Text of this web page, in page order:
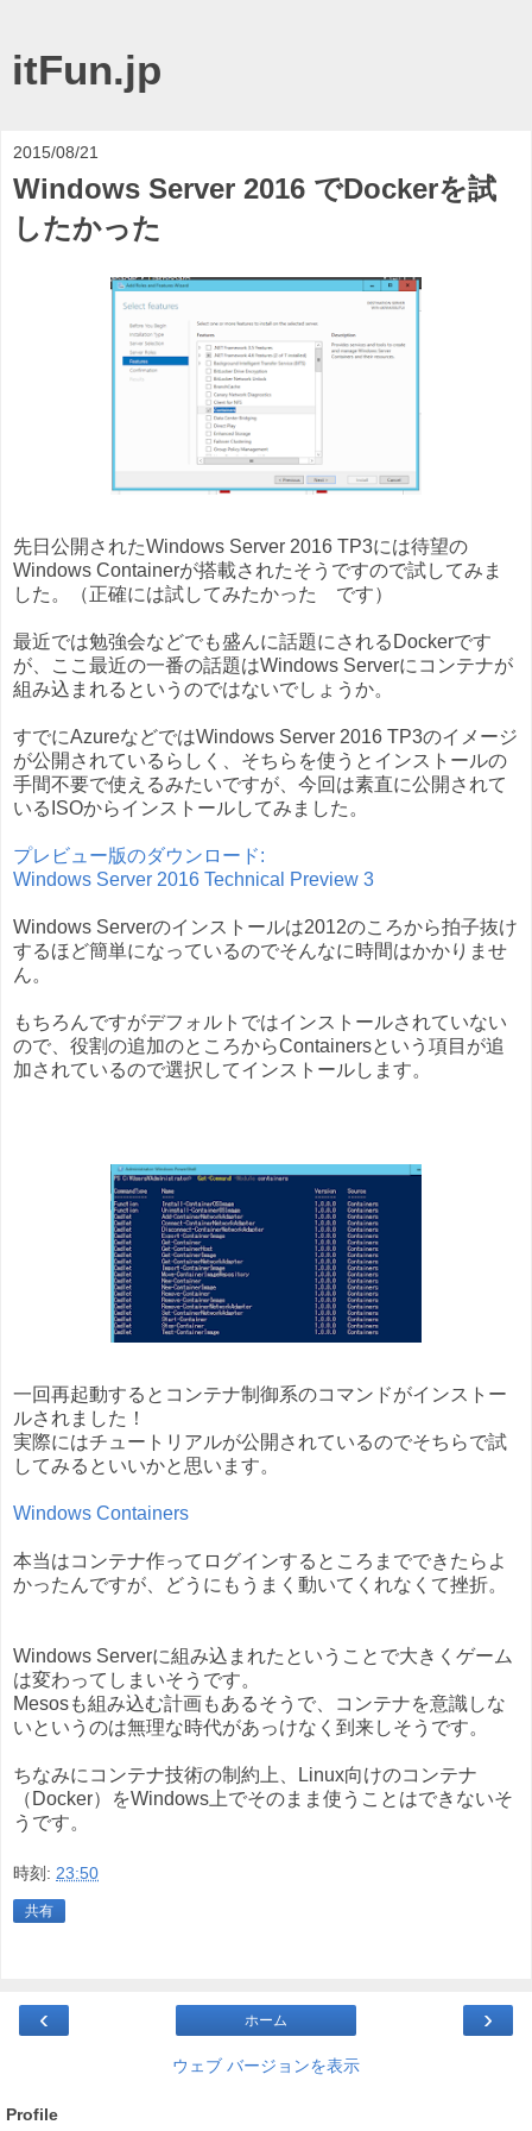
itFun.jp
2015/08/21
Windows Server 2016 でDockerを試
したかった
先日公開されたWindows Server 2016 TP3には待望の
Windows Containerが搭載されたそうですので試してみま
した。（正確には試してみたかった です）
最近では勉強会などでも盛んに話題にされるDockerです
が、ここ最近の一番の話題はWindows Serverにコンテナが
組み込まれるというのではないでしょうか。
すでにAzureなどではWindows Server 2016 TP3のイメージ
が公開されているらしく、そちらを使うとインストールの
手間不要で使えるみたいですが、今回は素直に公開されて
いるISOからインストールしてみました。
プレビュー版のダウンロード:
Windows Server 2016 Technical Preview 3
Windows Serverのインストールは2012のころから拍子抜け
するほど簡単になっているのでそんなに時間はかかりませ
ん。
もちろんですがデフォルトではインストールされていない
ので、役割の追加のところからContainersという項目が追
加されているので選択してインストールします。
一回再起動するとコンテナ制御系のコマンドがインストー
ルされました！
実際にはチュートリアルが公開されているのでそちらで試
してみるといいかと思います。
Windows Containers
本当はコンテナ作ってログインするところまでできたらよ
かったんですが、どうにもうまく動いてくれなくて挫折。
Windows Serverに組み込まれたということで大きくゲーム
は変わってしまいそうです。
Mesosも組み込む計画もあるそうで、コンテナを意識しな
いというのは無理な時代があっけなく到来しそうです。
ちなみにコンテナ技術の制約上、Linux向けのコンテナ
（Docker）をWindows上でそのまま使うことはできないそ
うです。
時刻: 23:50
共有
‹ ›
ホーム
ウェブ バージョンを表示
Profile